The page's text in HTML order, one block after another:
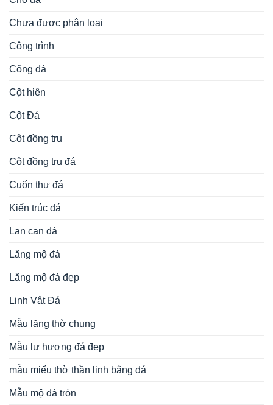
Chưa được phân loại
Công trình
Cổng đá
Cột hiên
Cột Đá
Cột đồng trụ
Cột đồng trụ đá
Cuốn thư đá
Kiến trúc đá
Lan can đá
Lăng mộ đá
Lăng mộ đá đẹp
Linh Vật Đá
Mẫu lăng thờ chung
Mẫu lư hương đá đẹp
mẫu miếu thờ thần linh bằng đá
Mẫu mộ đá tròn